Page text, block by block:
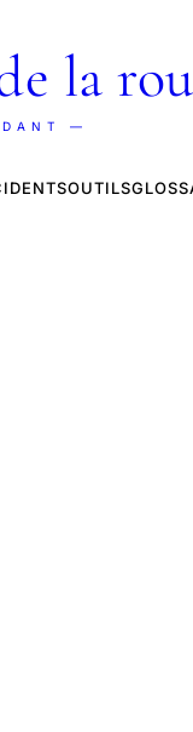
la
—
OUTILS